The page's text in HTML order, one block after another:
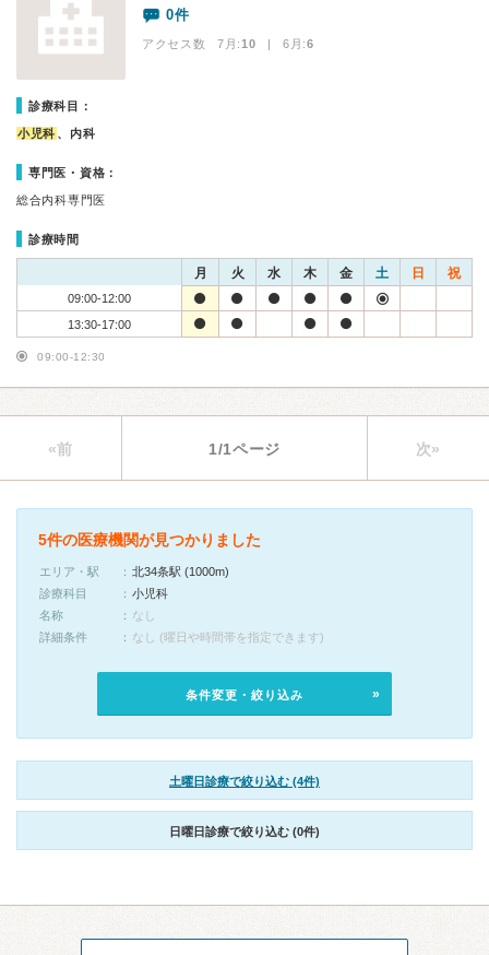
0件
アクセス数 7月:10 | 6月:6
診療科目：
小児科 、内科
専門医・資格：
総合内科専門医
診療時間
月 火 水 木 金 土 日 祝
09:00-12:00
13:30-17:00
09:00-12:30
«前 1/1ページ 次»
5件の医療機関が見つかりました
エリア・駅
北34条駅 (1000m)
診療科目
小児科
名称
なし
詳細条件
なし (曜日や時間帯を指定できます)
条件変更・絞り込み
土曜日診療で絞り込む (4件)
日曜日診療で絞り込む (0件)